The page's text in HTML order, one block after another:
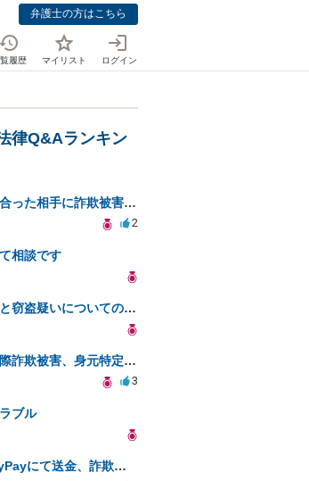
弁護士の方はこちら
履歴 マイリスト ログイン
律Q&Aランキン
出会い系で知り合った相手に詐欺被害、免許証の悪用リスクと対策。
2
相談です
男性からの脅迫と窃盗疑いについての法的対処法
出会い系での交際詐欺被害、身元特定と返金請求の方法は？
3
ブル
Xから繋がりPayPayにて送金、詐欺被害。